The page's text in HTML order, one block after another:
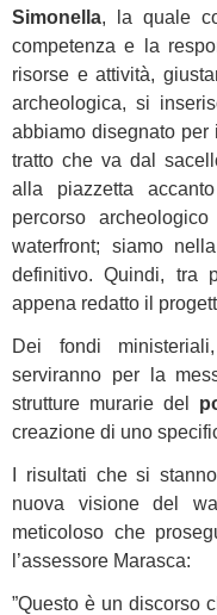
Simonella, la quale
competenza e la
risorse e attività,
archeologica, si
abbiamo disegnato per
tratto che va dal
alla piazzetta
percorso
waterfront; siamo
definitivo. Quindi, tra
appena redatto il
Dei fondi
serviranno per la
strutture murarie del
creazione di uno
I risultati che si
nuova visione del
meticoloso che
l’assessore Marasca:
”Questo è un discorso